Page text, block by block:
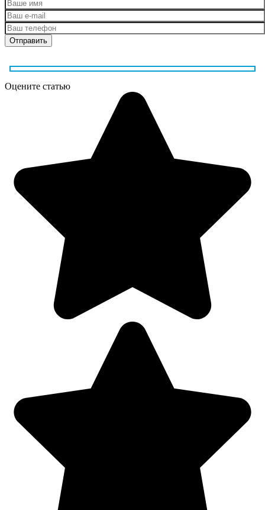
Оцените статью